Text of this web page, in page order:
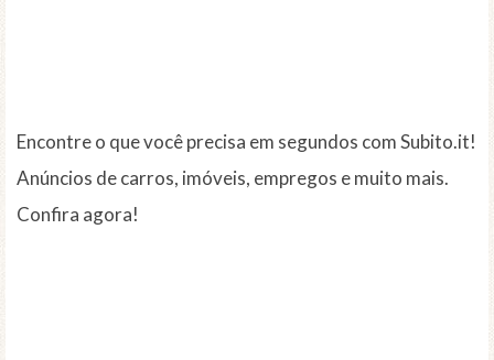
Encontre o que você precisa em segundos com Subito.it!
Anúncios de carros, imóveis, empregos e muito mais.
Confira agora!